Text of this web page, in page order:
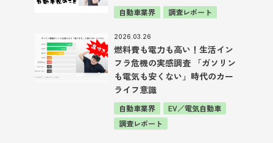
自動車業界 調査レポート
2026.03.26
燃料費も電力も高い！生活イン
フラ危機の実感調査 「ガソリン
も電気も安くない」時代のカー
ライフ意識
自動車業界
EV／電気自動車
調査レポート